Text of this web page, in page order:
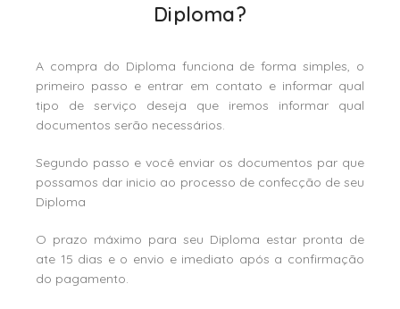
Diploma?
A compra do Diploma funciona de forma simples, o
primeiro passo e entrar em contato e informar qual
tipo de serviço deseja que iremos informar qual
documentos serão necessários.
Segundo passo e você enviar os documentos par que
possamos dar inicio ao processo de confecção de seu
Diploma
O prazo máximo para seu Diploma estar pronta de
ate 15 dias e o envio e imediato após a confirmação
do pagamento.